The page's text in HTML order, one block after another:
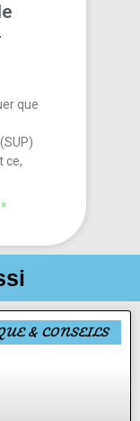
que
ce,
& CONSEILS